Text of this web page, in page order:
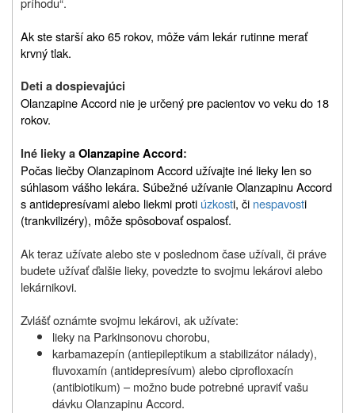
Ak ste starší ako 65 rokov, môže vám lekár rutinne merať
krvný tlak.
Deti a dospievajúci
Olanzapine Accord nie je určený pre pacientov vo veku do 18
rokov.
Iné lieky aOlanzapine Accord:
Počas liečby Olanzapinom Accord užívajte iné lieky len so
súhlasom vášho lekára. Súbežné užívanie Olanzapinu Accord
s antidepresívami alebo liekmi proti úzkosti, či nespavosti
(trankvilizéry), môže spôsobovať ospalosť.
Ak teraz užívate alebo ste v poslednom čase užívali, či práve
budete užívať ďalšie lieky, povedzte to svojmu lekárovi alebo
lekárnikovi.
Zvlášť oznámte svojmu lekárovi, ak užívate:
lieky na Parkinsonovu chorobu,
karbamazepín (antiepileptikum a stabilizátor nálady),
fluvoxamín (antidepresívum) alebo ciprofloxacín
(antibiotikum) – možno bude potrebné upraviť vašu
dávku Olanzapinu Accord.